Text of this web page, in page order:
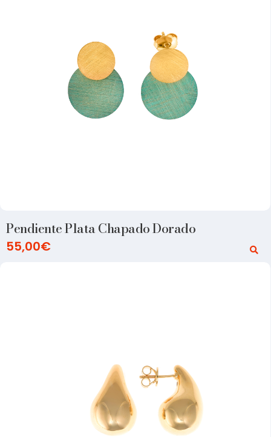
Pendiente Plata Chapado Dorado
55,00€